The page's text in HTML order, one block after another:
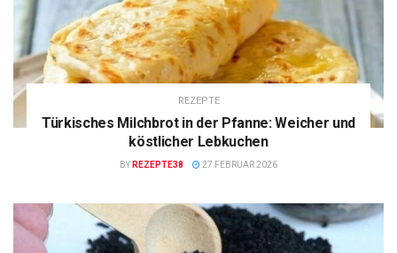
REZEPTE
Türkisches Milchbrot in der Pfanne: Weicher und
köstlicher Lebkuchen
BY REZEPTE38 27 FEBRUAR 2026